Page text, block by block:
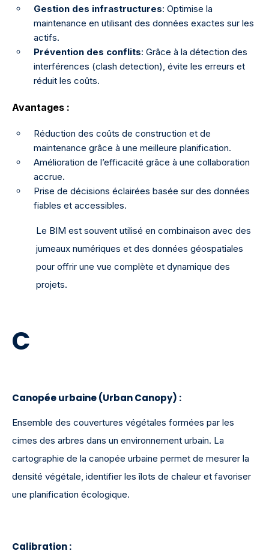
Gestion des infrastructures: Optimise la
maintenance en utilisant des données exactes sur les
actifs.
Prévention des conflits: Grâce à la détection des
interférences (clash detection), évite les erreurs et
réduit les coûts.
Avantages :
Réduction des coûts de construction et de
maintenance grâce à une meilleure planification.
Amélioration de l’efficacité grâce à une collaboration
accrue.
Prise de décisions éclairées basée sur des données
fiables et accessibles.
Le BIM est souvent utilisé en combinaison avec des
jumeaux numériques et des données géospatiales
pour offrir une vue complète et dynamique des
projets.
C
Canopée urbaine (Urban Canopy) :
Ensemble des couvertures végétales formées par les
cimes des arbres dans un environnement urbain. La
cartographie de la canopée urbaine permet de mesurer la
densité végétale, identifier les îlots de chaleur et favoriser
une planification écologique.
Calibration :